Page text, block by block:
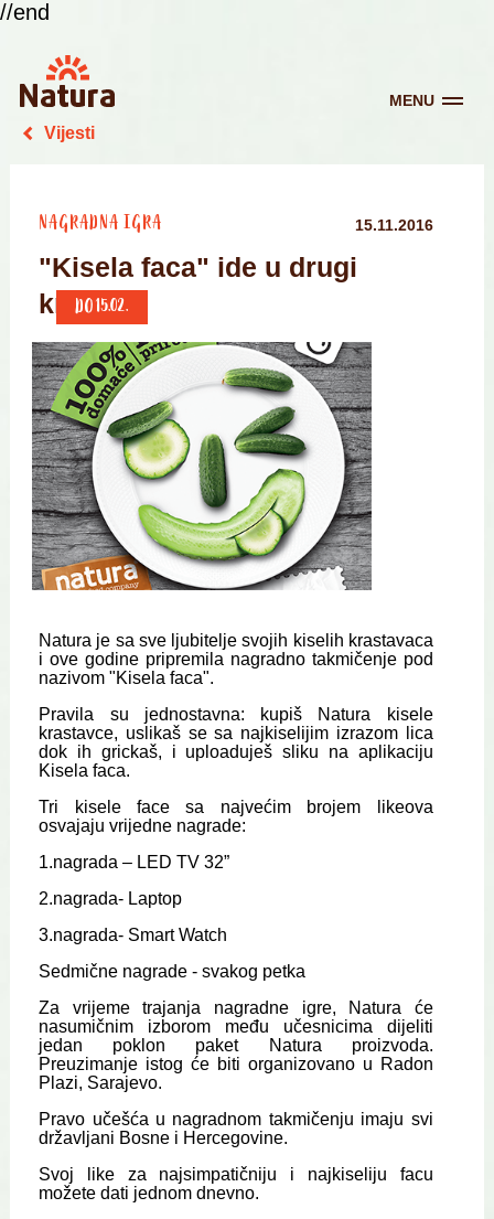
//end
MENU
Vijesti
NAGRADNA IGRA 15.11.2016
"Kisela faca" ide u drugi
krug!
DO 15.02.
Natura je sa sve ljubitelje svojih kiselih krastavaca
i ove godine pripremila nagradno takmičenje pod
nazivom "Kisela faca".
Pravila su jednostavna: kupiš Natura kisele
krastavce, uslikaš se sa najkiselijim izrazom lica
dok ih grickaš, i uploaduješ sliku na aplikaciju
Kisela faca.
Tri kisele face sa najvećim brojem likeova
osvajaju vrijedne nagrade:
1.nagrada – LED TV 32”
2.nagrada- Laptop
3.nagrada- Smart Watch
Sedmične nagrade - svakog petka
Za vrijeme trajanja nagradne igre, Natura će
nasumičnim izborom među učesnicima dijeliti
jedan poklon paket Natura proizvoda.
Preuzimanje istog će biti organizovano u Radon
Plazi, Sarajevo.
Pravo učešća u nagradnom takmičenju imaju svi
državljani Bosne i Hercegovine.
Svoj like za najsimpatičniju i najkiseliju facu
možete dati jednom dnevno.